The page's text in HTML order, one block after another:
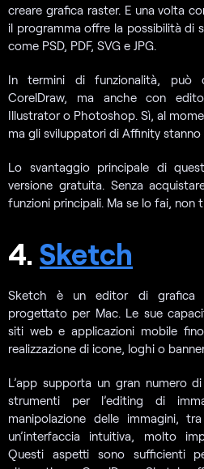
creare grafica raster. E una volta
il programma offre la possibilità di
come PSD, PDF, SVG e JPG.
In termini di funzionalità, può
CorelDraw, ma anche con
Illustrator o Photoshop. Sì, al
ma gli sviluppatori di Affinity
Lo svantaggio principale di
versione gratuita. Senza
funzioni principali. Ma se lo fai, non
4. Sketch
Sketch è un editor di grafica
progettato per Mac. Le sue
siti web e applicazioni mobile
realizzazione di icone, loghi o
L’app supporta un gran numero
strumenti per l’editing di
manipolazione delle immagini,
un’interfaccia intuitiva, molto
Questi aspetti sono sufficienti